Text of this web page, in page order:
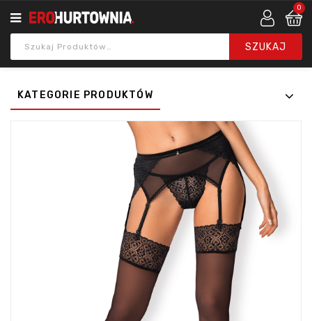
0
KATEGORIE PRODUKTÓW